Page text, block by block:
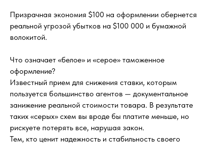
Призрачная экономия $100 на оформлении обернется
реальной угрозой убытков на $100 000 и бумажной
волокитой.
Что означает «белое» и «серое» таможенное
оформление?
Известный прием для снижения ставки, которым
пользуется большинство агентов — документальное
занижение реальной стоимости товара. В результате
таких «серых» схем вы вроде бы платите меньше, но
рискуете потерять все, нарушая закон.
Тем, кто ценит надежность и стабильность своего